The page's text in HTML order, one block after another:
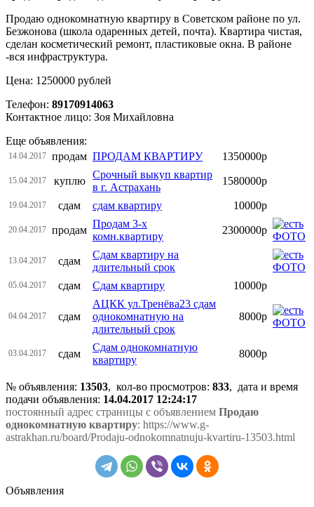
Продаю однокомнатную квартиру в Советском районе по ул.
Безжонова (школа одаренных детей, почта). Квартира чистая,
сделан косметический ремонт, пластиковые окна. В районе
-вся инфраструктура.
Цена: 1250000 рублей
Телефон: 89170914063
Контактное лицо: Зоя Михайловна
Еще объявления:
14.04.2017 продам ПРОДАМ КВАРТИРУ 1350000р
15.04.2017 куплю
Срочный выкуп квартир
в г. Астрахань
1580000р
19.04.2017 сдам сдам квартиру 10000р
20.04.2017 продам
Продам 3-х
комн.квартиру
2300000р
13.04.2017 сдам
Сдам квартиру на
длительный срок
05.04.2017 сдам Сдам квартиру 10000р
04.04.2017 сдам
АЦКК ул.Тренёва23 сдам
однокомнатную на
длительный срок
8000р
03.04.2017 сдам
Сдам однокомнатную
квартиру
8000р
№ объявления: 13503, кол-во просмотров: 833, дата и время
подачи объявления: 14.04.2017 12:24:17
постоянный адрес страницы с объявлением Продаю
однокомнатную квартиру: https://www.g-
astrakhan.ru/board/Prodaju-odnokomnatnuju-kvartiru-13503.html
Объявления